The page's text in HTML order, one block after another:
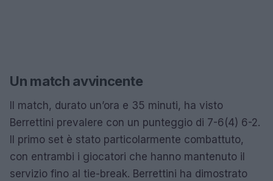
Un match avvincente
Il match, durato un’ora e 35 minuti, ha visto
Berrettini prevalere con un punteggio di 7-6(4) 6-2.
Il primo set è stato particolarmente combattuto,
con entrambi i giocatori che hanno mantenuto il
servizio fino al tie-break. Berrettini ha dimostrato